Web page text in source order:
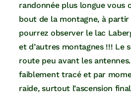
randonnée plus longue vous
bout de la montagne, à
pourrez observer le lac
et d’autres montagnes !!! Le
route peu avant les
faiblement tracé et par
raide, surtout l’ascension